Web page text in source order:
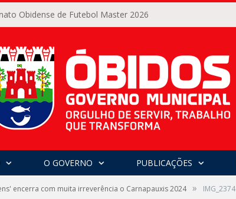
Obidense de Futebol Master 2026
O GOVERNO PUBLICAÇÕES
encerra com muita irreverência o Carnapauxis 2024 » IMG_2374